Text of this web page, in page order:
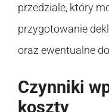
przedziale, który
przygotowanie
oraz ewentualne
Czynniki
koszty